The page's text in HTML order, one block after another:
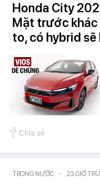
Honda City
Mặt trước khác
to, có hybrid sẽ
Chia sẻ
TRONG NƯỚC - 23 GIỜ